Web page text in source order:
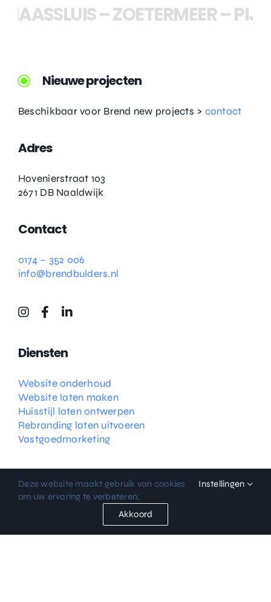
–ZOETERMEER–
Nieuwe projecten
Beschikbaar voor Brend new projects > contact
Adres
Hovenierstraat 103
2671 DB Naaldwijk
Contact
0174 – 352 006
info@brendbulders.nl
Diensten
Website onderhoud
Website laten maken
Huisstijl laten ontwerpen
Rebranding laten uitvoeren
Vastgoedmarketing
Deze website maakt gebruik van cookies
om uw ervaring te verbeteren.
Instellingen
Akkoord